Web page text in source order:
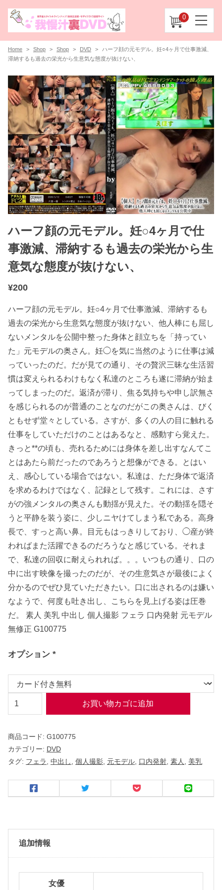
0
Home Shop Shop DVD
ハーフ顔の元モデル。妊○4ヶ月で仕事激減、
滞納するも過去の栄光から生意気な態度が抜けない、
ハーフ顔の元モデル。妊○4ヶ月で仕
事激減、滞納するも過去の栄光から生
意気な態度が抜けない、
¥200
ハーフ顔の元モデル。妊○4ヶ月で仕事激減、滞納するも
過去の栄光から生意気な態度が抜けない、他人棒にも屈し
ないメンタルを公開中整った身体と顔立ちを「持ってい
た」元モデルの奥さん。妊◯を気に当然のように仕事は減
っていったのだ。だが見ての通り、その贅沢三昧な生活習
慣は変えられるわけもなく私達のところも遂に滞納が始ま
ってしまったのだ。返済が滞り、焦る気持ちや申し訳無さ
を感じられるのが普通のことなのだがこの奥さんは、びく
ともせず堂々としている。さすが、多くの人の目に触れる
仕事をしていただけのことはあるなと、感動すら覚えた。
きっと**の頃も、売れるためには身体を差し出すなんてこ
とはあたら前だったのであろうと想像ができる。とはい
え、感心している場合ではない。私達は、ただ身体で返済
を求めるわけではなく、記録として残す。これには、さす
がの強メンタルの奥さんも動揺が見えた。その動揺を隠そ
うと平静を装う姿に、少しニヤけてしまう私である。高身
長で、すっと高い鼻。目元もはっきりしており、◯産が終
わればまた活躍できるのだろうなと感じている。それま
で、私達の回収に耐えられれば。。。いつもの通り、口の
中に出す映像を撮ったのだが、その生意気さが最後によく
分かるのでぜひ見ていただきたい。口に出されるのは嫌い
なようで、何度も吐き出し、こちらを見上げる姿は圧巻
だ。 素人 美乳 中出し 個人撮影 フェラ 口内発射 元モデル
無修正 G100775
オプション *
ハ
ー
顔
の
モ
デ
お買い物カゴに追加
商品コード: G100775
カテゴリー: DVD
タグ: フェラ 中出し 個人撮影 元モデル 口内発射 素人 美乳
追加情報
女優